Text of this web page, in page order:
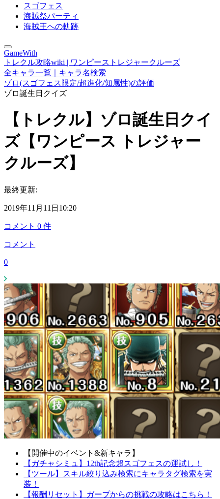
スゴフェス
海賊祭パーティ
海賊王への軌跡
GameWith
トレクル攻略wiki | ワンピーストレジャークルーズ
全キャラ一覧｜キャラ名検索
ゾロ(スゴフェス限定/超進化/知属性)の評価
ゾロ誕生日クイズ
【トレクル】ゾロ誕生日クイ
ズ【ワンピース トレジャー
クルーズ】
最終更新:
2019年11月11日10:20
コメント 0 件
コメント
0
【開催中のイベント&新キャラ】
【ガチャシミュ】12th記念超スゴフェスの運試し！
【ツール】スキル絞り込み検索にキャラタグ検索を実
装！
【報酬リセット】ガープからの挑戦の攻略はこちら！